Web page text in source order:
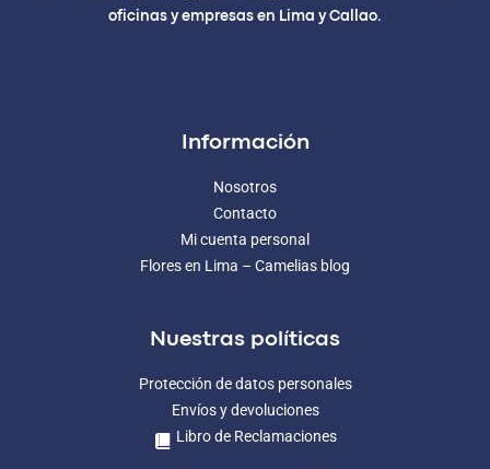
oficinas y empresas en Lima y Callao.
Información
Nosotros
Contacto
Mi cuenta personal
Flores en Lima – Camelias blog
Nuestras políticas
Protección de datos personales
Envíos y devoluciones
Libro de Reclamaciones